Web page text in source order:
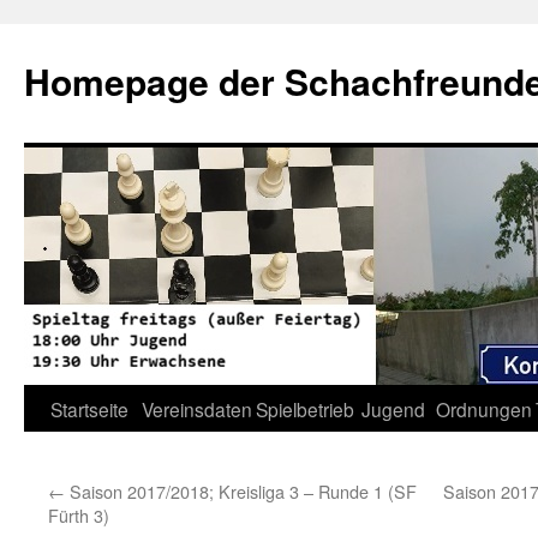
springen
Homepage der
Startseite VereinsdatenSpielbetrieb Jugend Ordnungen
← Saison 2017/2018; Kreisliga 3 – Runde 1 (SF
Fürth 3)
Saison